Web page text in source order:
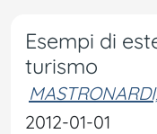
Esempi di
turismo
2012-01-01